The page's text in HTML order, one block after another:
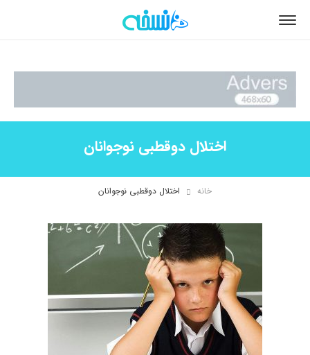
اختلال دوقطبی نوجوانان
خانه اختلال دوقطبی نوجوانان